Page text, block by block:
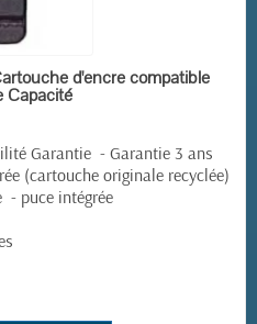
STOCK d'encre compatible
Capacité
Garantie - Garantie 3 ans
(cartouche originale recyclée)
- puce intégrée